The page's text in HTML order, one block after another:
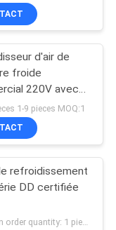
congélateur
et pièces
d'air de
froide
220V avec
unique pour la
1-9 pieces MOQ:1
refroidissement
DD certifiée
Minimum order quantity: 1 piece $127.00-1,970.00 MOQ:1 jeu